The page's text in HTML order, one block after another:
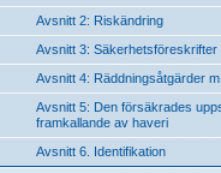
Avsnitt 2: Riskändring
Avsnitt 3: Säkerhetsföreskrifter
Avsnitt 4: Räddningsåtgärder
Avsnitt 5: Den försäkrades
framkallande av haveri
Avsnitt 6. Identifikation